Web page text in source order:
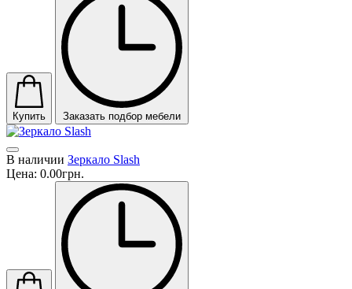
Купить Заказать подбор мебели
В наличии Зеркало Slash
Цена: 0.00грн.